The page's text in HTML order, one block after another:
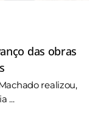
das obras
realizou,
...